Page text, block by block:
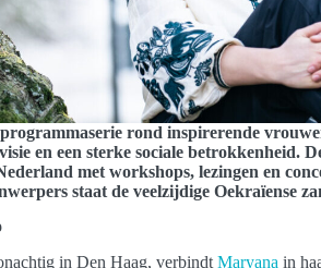
programmaserie rond inspirerende
en een sterke sociale betrokkenheid.
met workshops, lezingen en
staat de veelzijdige Oekraïense
in Den Haag, verbindt Maryana in